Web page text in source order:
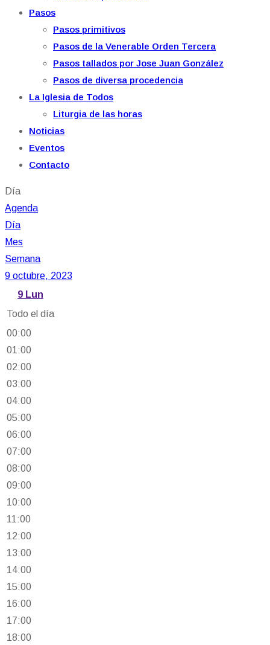
Pasos
Pasos primitivos
Pasos de la Venerable Orden Tercera
Pasos tallados por Jose Juan González
Pasos de diversa procedencia
La Iglesia de Todos
Liturgia de las horas
Noticias
Eventos
Contacto
Día
Agenda
Día
Mes
Semana
9 octubre, 2023
9 Lun
Todo el día
00:00
01:00
02:00
03:00
04:00
05:00
06:00
07:00
08:00
09:00
10:00
11:00
12:00
13:00
14:00
15:00
16:00
17:00
18:00